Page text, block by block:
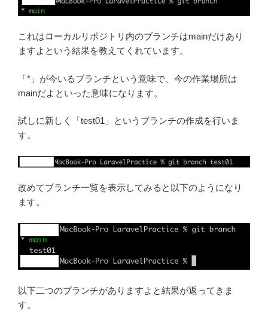
これはローカルリポジトリ内のブランチはmainだけあり
ますよという結果を教えてくれています。
「*」が今いるブランチという意味で、今の作業場所は
mainだよといった意味になります。
試しに新しく「test01」というブランチの作成を行いま
す。
改めてブランチ一覧を表示してみると以下のようになり
ます。
以下二つのブランチがありますよと結果が返ってきま
す。